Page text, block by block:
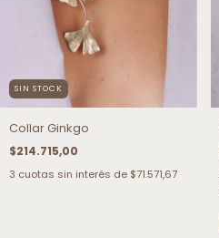
SIN STOCK
Collar Ginkgo
$214.715,00
3 cuotas sin interés de $71.571,67